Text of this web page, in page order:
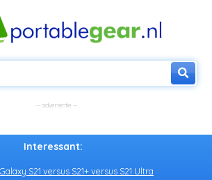
Interessant:
S21 versus S21+ versus S21 Ultra